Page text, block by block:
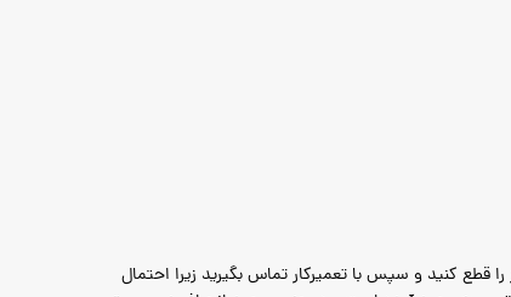
قطع کنید و سپس با تعمیرکار تماس بگیرید زیرا احتمال